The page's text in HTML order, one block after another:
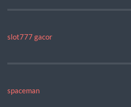
slot777 gacor
spaceman